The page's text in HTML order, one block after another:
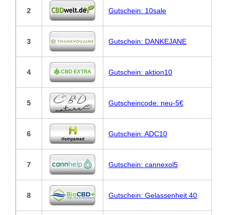
2 Gutschein: 10sale
3 Gutschein: DANKEJANE
4 Gutschein: aktion10
5 Gutscheincode: neu-5€
6 Gutschein: ADC10
7 Gutschein: cannexol5
8 Gutschein: Gelassenheit 40